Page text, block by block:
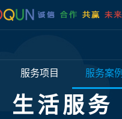
服务项目 服务案例
生活服务